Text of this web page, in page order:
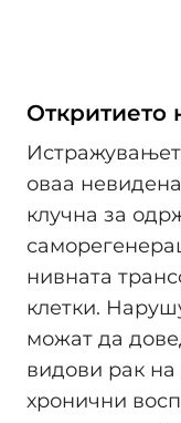
Откритието
оваа
клучна за
нивната
клетки.
можат да
видови рак
хронични